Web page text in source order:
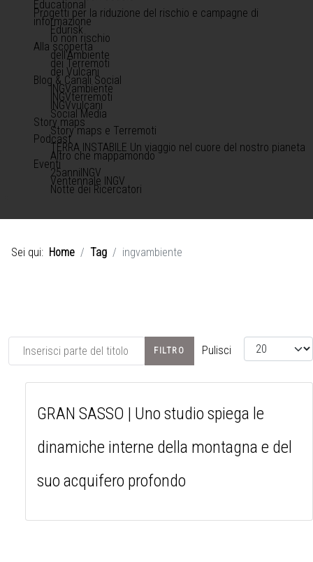
Educational
Progetti per la riduzione del rischio e campagne di
informazione
Edurisk
Io non rischio
Alla scoperta
dell'Ambiente
dei Terremoti
dei Vulcani
Blog & Canali Social
INGVambiente
INGVterremoti
INGVvulcani
Social Media
Story maps
Story maps e Terremoti
Podcast
TERRA INSTABILE Un viaggio nel cuore del nostro pianeta
Altro che mappamondo
Eventi
25anniINGV
Ventennale INGV
Notte dei Ricercatori
Sei qui: Home Tag ingvambiente
Inserisci parte del titolo FILTRO Pulisci Visualizza #
GRAN SASSO | Uno studio spiega le
dinamiche interne della montagna e del
suo acquifero profondo